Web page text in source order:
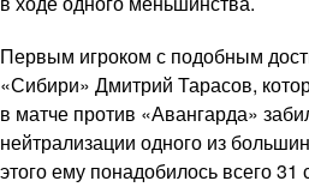
Первым игроком с подобным
«Сибири» Дмитрий Тарасов,
в матче против «Авангарда»
нейтрализации одного из
этого ему понадобилось всего 31